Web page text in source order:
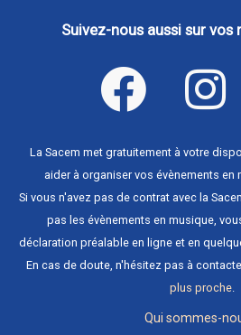
Suivez-nous aussi sur vos
La Sacem met gratuitement à votre
aider à organiser vos évènements en
Si vous n'avez pas de contrat avec la
pas les évènements en musique,
déclaration préalable en ligne et en
En cas de doute, n'hésitez pas à
plus proche.
Qui sommes-